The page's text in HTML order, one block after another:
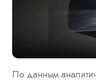
По данным